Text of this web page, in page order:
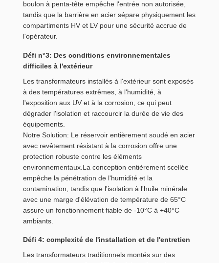
boulon à penta-tête empêche l'entrée non autorisée,
tandis que la barrière en acier sépare physiquement les
compartiments HV et LV pour une sécurité accrue de
l'opérateur.
Défi n°3: Des conditions environnementales
difficiles à l'extérieur
Les transformateurs installés à l'extérieur sont exposés
à des températures extrêmes, à l'humidité, à
l'exposition aux UV et à la corrosion, ce qui peut
dégrader l'isolation et raccourcir la durée de vie des
équipements.
Notre Solution: Le réservoir entièrement soudé en acier
avec revêtement résistant à la corrosion offre une
protection robuste contre les éléments
environnementaux.La conception entièrement scellée
empêche la pénétration de l'humidité et la
contamination, tandis que l'isolation à l'huile minérale
avec une marge d'élévation de température de 65°C
assure un fonctionnement fiable de -10°C à +40°C
ambiants.
Défi 4: complexité de l'installation et de l'entretien
Les transformateurs traditionnels montés sur des